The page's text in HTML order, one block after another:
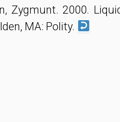
Zygmunt. 2000.
MA: Polity.